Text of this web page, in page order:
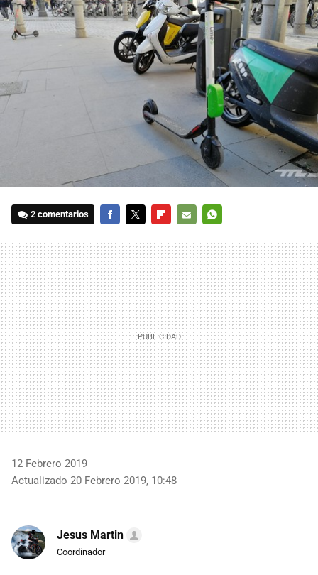
2 comentarios
MAIL
12 Febrero 2019
Actualizado 20 Febrero 2019, 10:48
Jesus Martin
Coordinador